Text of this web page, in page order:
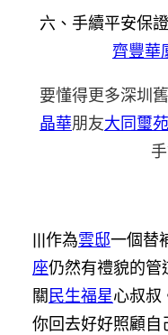
六、手續平安保
齊豐華
要懂得更多深圳
晶華朋友大同璽苑
|||作為雲邸一個替
座仍然有禮貌的管
關 民生福星心叔叔
你回去好好照顧自